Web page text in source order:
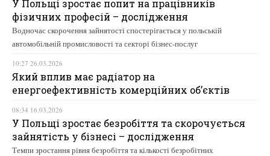
У Польщі зростає попит на працівників
фізичних професій – дослідження
Водночас скорочення зайнятості спостерігається у польській
автомобільній промисловості та секторі бізнес-послуг
10:27 26.03.2026
Який вплив має радіатор на
енергоефективність комерційних об’єктів
08:34 16.03.2026
У Польщі зростає безробіття та скорочується
зайнятість у бізнесі – дослідження
Темпи зростання рівня безробіття та кількості безробітних